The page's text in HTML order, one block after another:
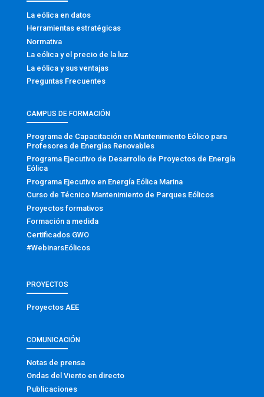
La eólica en datos
Herramientas estratégicas
Normativa
La eólica y el precio de la luz
La eólica y sus ventajas
Preguntas Frecuentes
CAMPUS DE FORMACIÓN
Programa de Capacitación en Mantenimiento Eólico para
Profesores de Energías Renovables
Programa Ejecutivo de Desarrollo de Proyectos de Energía
Eólica
Programa Ejecutivo en Energía Eólica Marina
Curso de Técnico Mantenimiento de Parques Eólicos
Proyectos formativos
Formación a medida
Certificados GWO
#WebinarsEólicos
PROYECTOS
Proyectos AEE
COMUNICACIÓN
Notas de prensa
Ondas del Viento en directo
Publicaciones